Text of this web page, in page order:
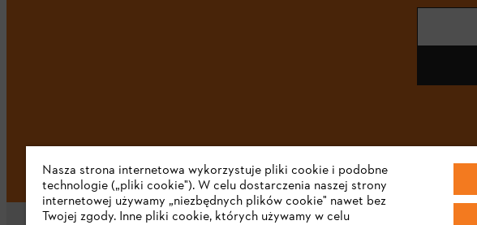
Nasza strona internetowa wykorzystuje pliki cookie i podobne
technologie („pliki cookie"). W celu dostarczenia naszej strony
internetowej używamy „niezbędnych plików cookie" nawet bez
Twojej zgody. Inne pliki cookie, których używamy w celu